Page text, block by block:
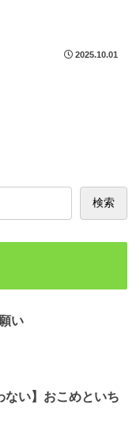
2025.10.01
検索
い
ない】おこめといち